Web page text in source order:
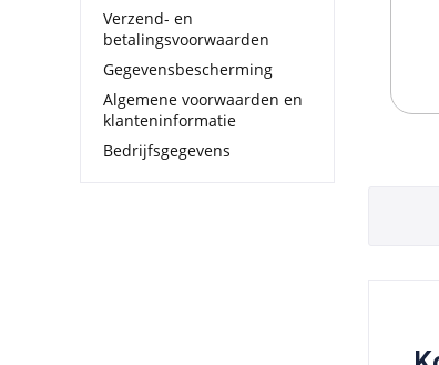
Verzend- en
betalingsvoorwaarden
Gegevensbescherming
Algemene voorwaarden en
klanteninformatie
Bedrijfsgegevens